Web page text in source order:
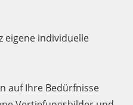
eigene individuelle
auf Ihre Bedürfnisse